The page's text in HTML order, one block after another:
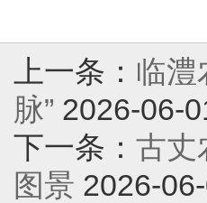
上一条： 临澧
脉” 2026-06-
下一条： 古丈
图景 2026-